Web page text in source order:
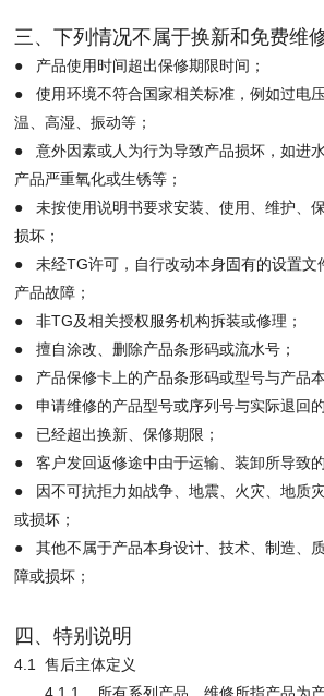
三、下列情况不属于换新和免费维
● 产品使用时间超出保修期限时间；
● 使用环境不符合国家相关标准，例如过电
温、高湿、振动等；
● 意外因素或人为行为导致产品损坏，如进水
产品严重氧化或生锈等；
● 未按使用说明书要求安装、使用、维护、
损坏；
● 未经TG许可，自行改动本身固有的设置文
产品故障；
● 非TG及相关授权服务机构拆装或修理；
● 擅自涂改、删除产品条形码或流水号；
● 产品保修卡上的产品条形码或型号与产品本
● 申请维修的产品型号或序列号与实际退回的
● 已经超出换新、保修期限；
● 客户发回返修途中由于运输、装卸所导致的
● 因不可抗拒力如战争、地震、火灾、地质
或损坏；
● 其他不属于产品本身设计、技术、制造、
障或损坏；
四、特别说明
4.1 售后主体定义
4.1.1. 所有系列产品，维修所指产品为产